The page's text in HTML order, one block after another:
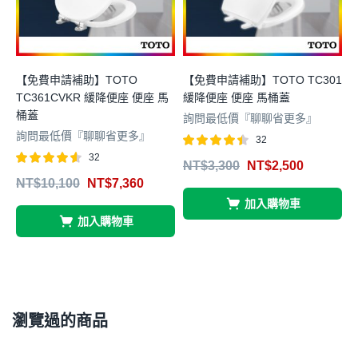
【免費申請補助】TOTO
TC361CVKR 緩降便座 便座 馬
桶蓋
詢問最低價『聊聊省更多』
4.53
32
NT$10,100 NT$7,360
加入購物車
【免費申請補助】TOTO TC301
緩降便座 便座 馬桶蓋
詢問最低價『聊聊省更多』
4.41
32
NT$3,300 NT$2,500
加入購物車
瀏覽過的商品